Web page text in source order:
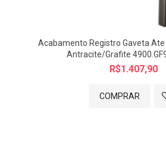
Acabamento Registro Gaveta Ate
Antracite/Grafite
R$1.407,90
COMPRAR